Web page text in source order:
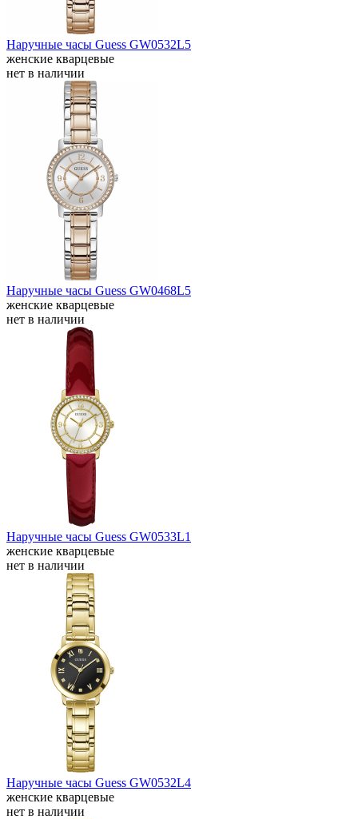
Наручные часы Guess GW0532L5
женские кварцевые
нет в наличии
Наручные часы Guess GW0468L5
женские кварцевые
нет в наличии
Наручные часы Guess GW0533L1
женские кварцевые
нет в наличии
Наручные часы Guess GW0532L4
женские кварцевые
нет в наличии